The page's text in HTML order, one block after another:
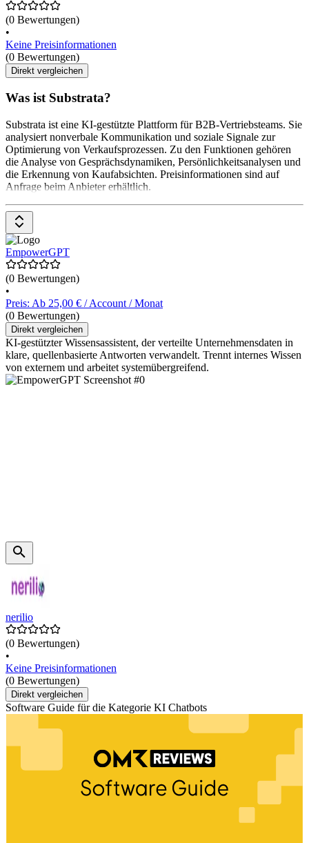
(0 Bewertungen)
•
Keine Preisinformationen
(0 Bewertungen)
Direkt vergleichen
Was ist Substrata?
Substrata ist eine KI-gestützte Plattform für B2B-Vertriebsteams. Sie
analysiert nonverbale Kommunikation und soziale Signale zur
Optimierung von Verkaufsprozessen. Zu den Funktionen gehören
die Analyse von Gesprächsdynamiken, Persönlichkeitsanalysen und
die Erkennung von Kaufabsichten. Preisinformationen sind auf
Anfrage beim Anbieter erhältlich.
EmpowerGPT
(0 Bewertungen)
•
Preis: Ab 25,00 € / Account / Monat
(0 Bewertungen)
Direkt vergleichen
KI-gestützter Wissensassistent, der verteilte Unternehmensdaten in
klare, quellenbasierte Antworten verwandelt. Trennt internes Wissen
von externem und arbeitet systemübergreifend.
nerilio
(0 Bewertungen)
•
Keine Preisinformationen
(0 Bewertungen)
Direkt vergleichen
Software Guide für die Kategorie KI Chatbots